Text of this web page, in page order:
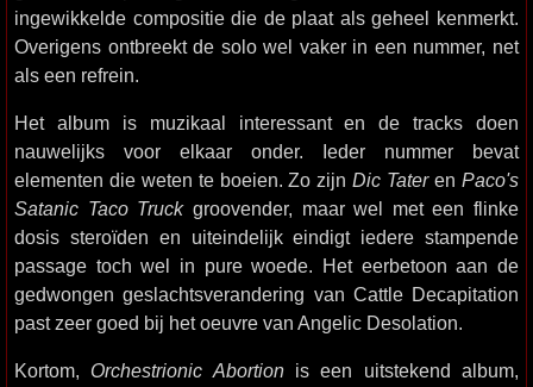
ingewikkelde compositie die de plaat als geheel kenmerkt.
Overigens ontbreekt de solo wel vaker in een nummer, net
als een refrein.
Het album is muzikaal interessant en de tracks doen
nauwelijks voor elkaar onder. Ieder nummer bevat
elementen die weten te boeien. Zo zijnDic TaterenPaco's
Satanic Taco Truckgroovender, maar wel met een flinke
dosis steroïden en uiteindelijk eindigt iedere stampende
passage toch wel in pure woede. Het eerbetoon aan de
gedwongen geslachtsverandering van Cattle Decapitation
past zeer goed bij het oeuvre van Angelic Desolation.
Kortom, Orchestrionic Abortionis een uitstekend album,